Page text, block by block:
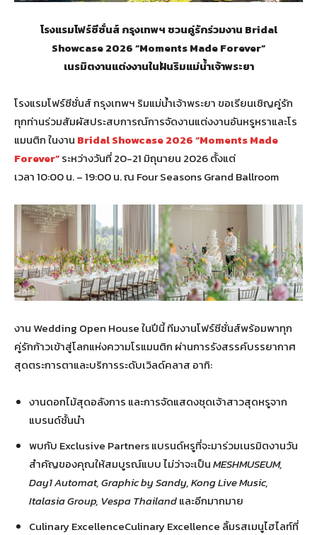
โรงแรมโฟร์ซีซั่นส์ กรุงเทพฯ ชวนคู่รักร่วมงาน Bridal
Showcase 2026 “Moments Made Forever”
เนรมิตงานแต่งงานในฝันริมแม่น้ำเจ้าพระยา
โรงแรมโฟร์ซีซั่นส์ กรุงเทพฯ ริมแม่น้ำเจ้าพระยา ขอเรียนเชิญคู่รัก
ทุกท่านร่วมสัมผัสประสบการณ์การจัดงานแต่งงานอันหรูหราและโร
แมนติก ในงาน Bridal Showcase 2026 “Moments Made
Forever”ระหว่างวันที่ 20-21 มิถุนายน 2026 ตั้งแต่
เวลา 10:00 น. – 19:00 น. ณ Four Seasons Grand Ballroom
งาน Wedding Open House ในปีนี้ ทีมงานโฟร์ซีซั่นส์พร้อมพาทุก
คู่รักก้าวเข้าสู่โลกแห่งความโรแมนติก ผ่านการรังสรรค์บรรยากาศ
สุดตระการตาและบริการระดับเวิลด์คลาส อาทิ:
งานดอกไม้สุดอลังการ และการจัดแสดงชุดเจ้าสาวสุดหรูจาก
แบรนด์ชั้นนำ
พบกับ Exclusive Partners แบรนด์หรูที่จะมาร่วมเนรมิตงานวัน
สำคัญของคุณให้สมบูรณ์แบบ ไม่ว่าจะเป็นMESHMUSEUM,
Day1 Automat, Graphic by Sandy, Kong Live Music,
Italasia Group, Vespa Thailandและอีกมากมาย
Culinary ExcellenceCulinary Excellence ลิ้มรสเมนูไฮไลท์ที่